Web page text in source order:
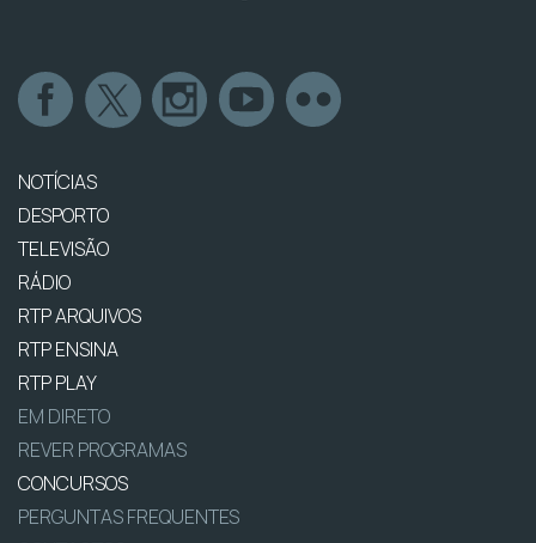
NOTÍCIAS
DESPORTO
TELEVISÃO
RÁDIO
RTP ARQUIVOS
RTP ENSINA
RTP PLAY
EM DIRETO
REVER PROGRAMAS
CONCURSOS
PERGUNTAS FREQUENTES